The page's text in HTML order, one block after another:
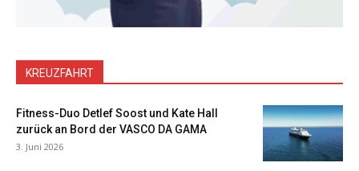
KREUZFAHRT
Fitness-Duo Detlef Soost und Kate Hall
zurück an Bord der VASCO DA GAMA
3. Juni 2026